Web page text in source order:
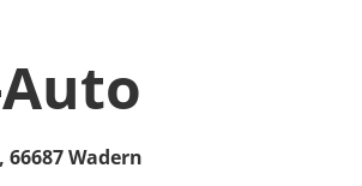
, 66687Wadern